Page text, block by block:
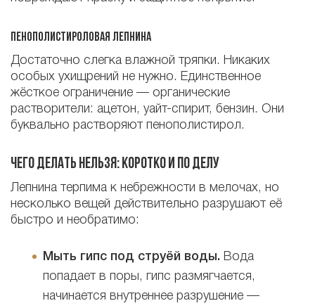
Пенополистироловая лепнина
Достаточно слегка влажной тряпки. Никаких
особых ухищрений не нужно. Единственное
жёсткое ограничение — органические
растворители: ацетон, уайт-спирит, бензин. Они
буквально растворяют пенополистирол.
Чего делать нельзя: коротко и по делу
Лепнина терпима к небрежности в мелочах, но
несколько вещей действительно разрушают её
быстро и необратимо:
Мыть гипс под струёй воды. Вода
попадает в поры, гипс размягчается,
начинается внутреннее разрушение —